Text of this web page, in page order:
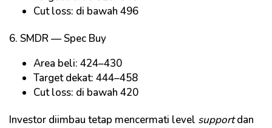
Cut loss: di bawah 496
6. SMDR — Spec Buy
Area beli: 424–430
Target dekat: 444–458
Cut loss: di bawah 420
Investor diimbau tetap mencermati level supportdan